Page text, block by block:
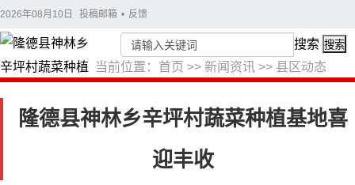
2026年08月10日 投稿邮箱 • 反馈
当前位置： 首页 >> 新闻资讯 >> 县区动态
搜索 搜索
隆德县神林乡辛坪村蔬菜种植基地喜
迎丰收